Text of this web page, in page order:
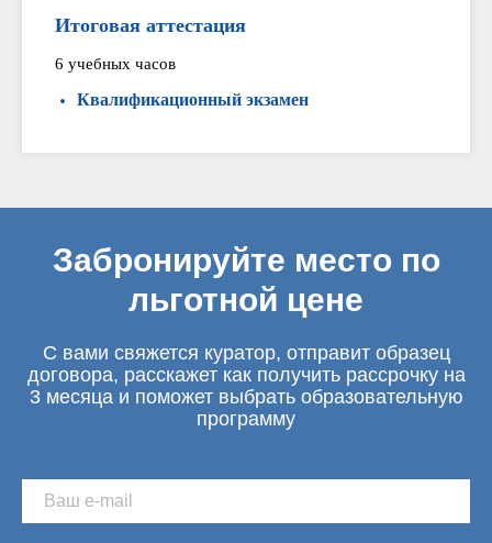
Итоговая аттестация
6 учебных часов
Квалификационный экзамен
Забронируйте место по
льготной цене
С вами свяжется куратор, отправит образец
договора, расскажет как получить рассрочку на
3 месяца и поможет выбрать образовательную
программу